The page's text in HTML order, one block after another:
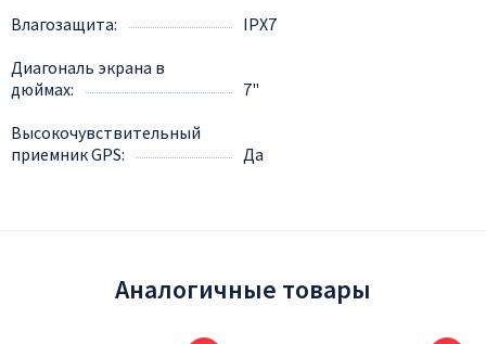
Влагозащита
IPX7
Диагональ экрана в
дюймах
7"
Высокочувствительный
приемник GPS
Да
Аналогичные товары